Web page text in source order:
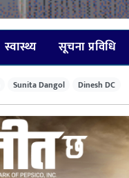
स्वास्थ्य सूचना प्रविधि
Sunita Dangol Dinesh DC